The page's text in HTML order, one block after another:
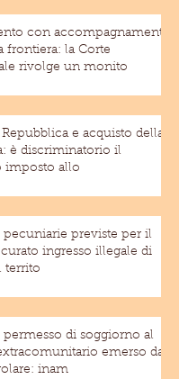
con accompagnamento
frontiera: la Corte
rivolge un monito
e acquisto della
è discriminatorio il
imposto allo
pecuniarie previste per il
ingresso illegale di
territo
permesso di soggiorno al
emerso dal
inam